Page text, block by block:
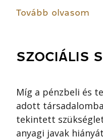
Tovább olvasom
SZOCIÁLIS
Míg a pénzbeli és
adott
tekintett
anyagi javak